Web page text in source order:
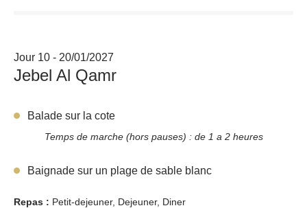
Jour 10 - 20/01/2027
Jebel Al Qamr
Balade sur la cote
Temps de marche (hors pauses) : de 1 a 2 heures
Baignade sur un plage de sable blanc
Repas : Petit-dejeuner, Dejeuner, Diner